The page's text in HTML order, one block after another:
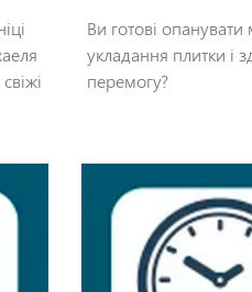
Ви готові опанувати
укладання плитки і
перемогу?